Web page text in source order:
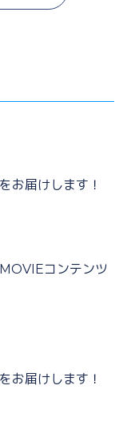
お届けします！
コンテンツ
お届けします！